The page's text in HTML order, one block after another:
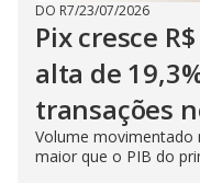
DO R7/23/07/2026
Pix cresce
alta de
transações
Volume movimentado
maior que o PIB do